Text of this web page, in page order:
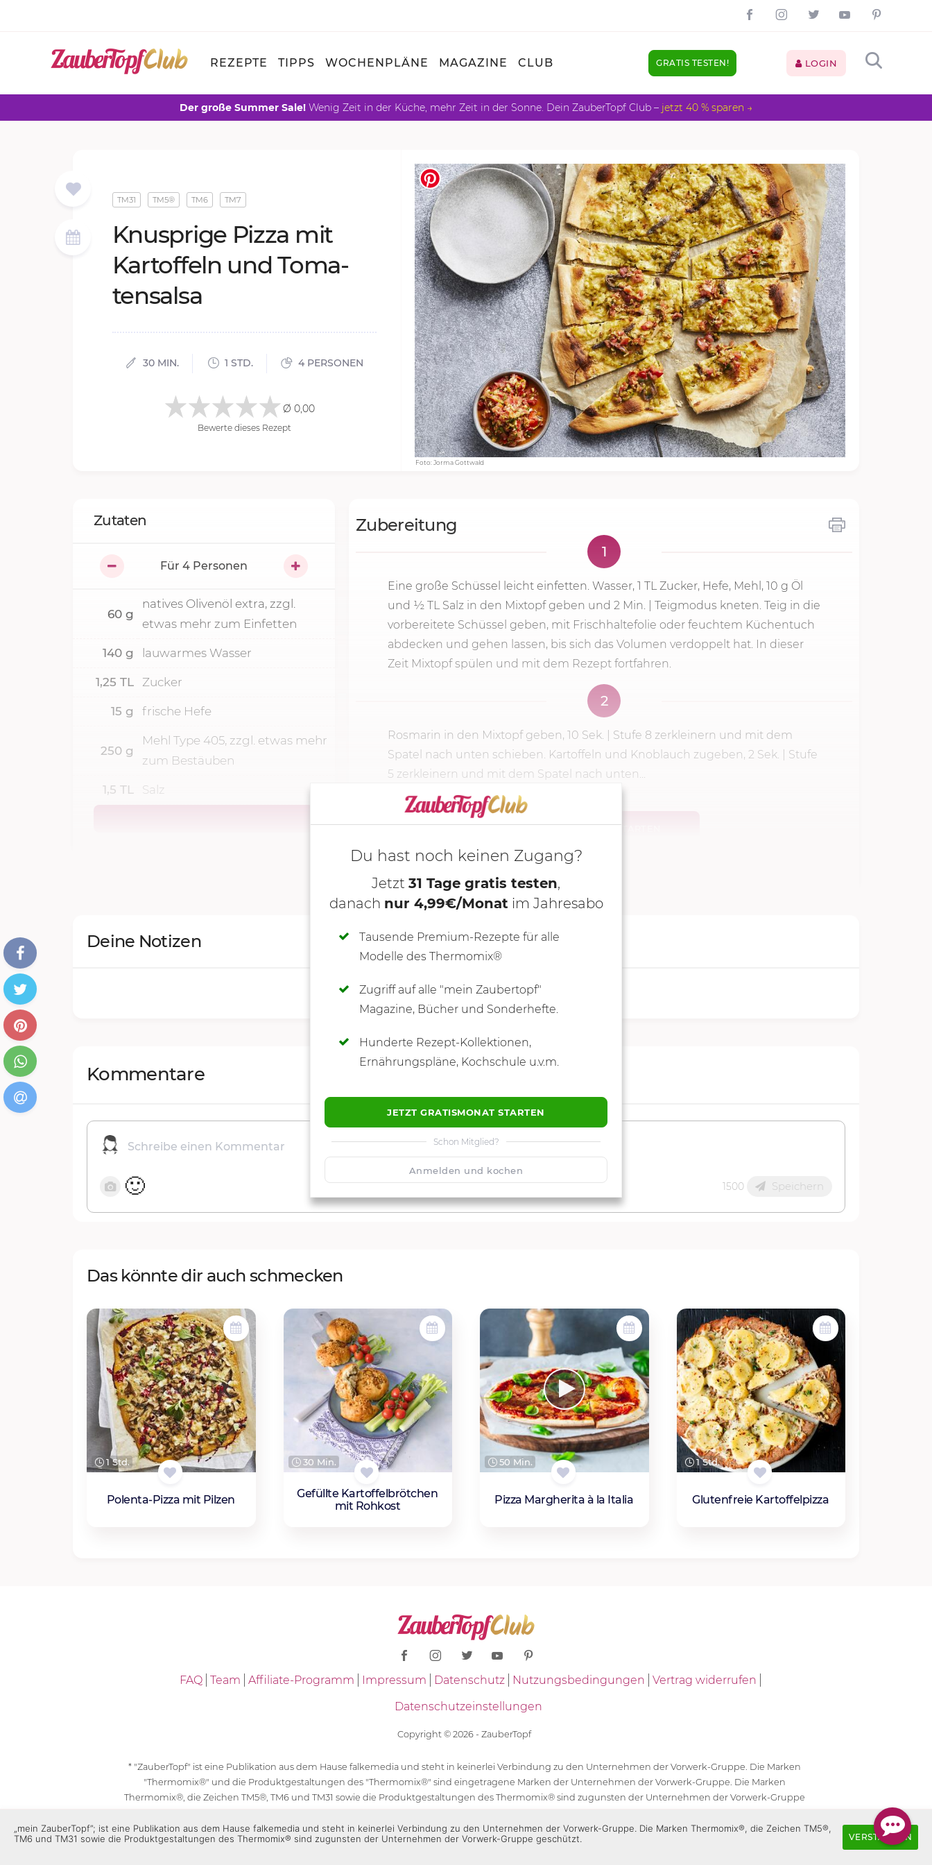
REZEPTE TIPPS WOCHENPLÄNE MAGAZINE CLUB GRATIS TESTEN! LOGIN
Der große Summer Sale! Wenig Zeit in der Küche, mehr Zeit in der Sonne. Dein ZauberTopf Club – jetzt 40 % sparen →
Foto: Jorma Gottwald
TM31 TM5® TM6 TM7
Knusp­ri­ge Piz­za mit
Kar­tof­feln und To­ma­
ten­sal­sa
30 MIN. 1 STD. 4 PERSONEN
Ø 0,00
Bewerte dieses Rezept
Zubereitung
1
Eine große Schüssel leicht einfetten. Wasser, 1 TL Zucker, Hefe, Mehl, 10 g Öl
und ½ TL Salz in den Mixtopf geben und 2 Min. | Teigmodus kneten. Teig in die
vorbereitete Schüssel geben, mit Frischhaltefolie oder feuchtem Küchentuch
abdecken und gehen lassen, bis sich das Volumen verdoppelt hat. In dieser
Zeit Mixtopf spülen und mit dem Rezept fortfahren.
2
Rosmarin in den Mixtopf geben, 10 Sek. Stufe 8 zerkleinern und mit dem
Spatel nach unten schieben. Kartoffeln und Knoblauch zugeben, 2 Sek. | Stufe
5 zerkleinern und mit dem Spatel nach unten...
Zutaten
Für 4 Personen
60 g
natives Olivenöl extra, zzgl.
etwas mehr zum Einfetten
140 g lauwarmes Wasser
1,25 TL Zucker
15 g frische Hefe
250 g
Mehl Type 405, zzgl. etwas mehr
zum Bestäuben
1,5 TL Salz
Deine Notizen
SCHREIBE NEUE NOTIZ
Du hast noch keinen Zugang?
Jetzt 31 Tage gratis testen,
danach nur 4,99€/Monat im Jahresabo
Tausende Premium-Rezepte für alle
Modelle des Thermomix®
Zugriff auf alle "mein Zaubertopf"
Magazine, Bücher und Sonderhefte.
Hunderte Rezept-Kollektionen,
Ernährungspläne, Kochschule u.v.m.
JETZT GRATISMONAT STARTEN
Schon Mitglied?
Anmelden und kochen
Kommentare
🙂 1500 Speichern
Das könnte dir auch schmecken
1 Std.
Polenta-Pizza mit Pilzen
30 Min.
Gefüllte Kartoffelbrötchen
mit Rohkost
50 Min.
Pizza Margherita à la Italia
1 Std.
Glutenfreie Kartoffelpizza
FAQ Team Affiliate-Programm Impressum Datenschutz Nutzungsbedingungen
Vertrag widerrufen
Datenschutzeinstellungen
Copyright © 2026 - ZauberTopf
* "ZauberTopf" ist eine Publikation aus dem Hause falkemedia und steht in keinerlei Verbindung zu den Unternehmen der Vorwerk-Gruppe. Die Marken
"Thermomix®" und die Produktgestaltungen des "Thermomix®" sind eingetragene Marken der Unternehmen der Vorwerk-Gruppe. Die Marken
Thermomix®, die Zeichen TM5®, TM6 und TM31 sowie die Produktgestaltungen des Thermomix® sind zugunsten der Unternehmen der Vorwerk-Gruppe
„mein ZauberTopf”; ist eine Publikation aus dem Hause falkemedia und steht in keinerlei Verbindung zu den Unternehmen der Vorwerk-Gruppe. Die Marken Thermomix®, die Zeichen TM5®,
TM6 und TM31 sowie die Produktgestaltungen des Thermomix® sind zugunsten der Unternehmen der Vorwerk-Gruppe geschützt.
VERSTANDEN